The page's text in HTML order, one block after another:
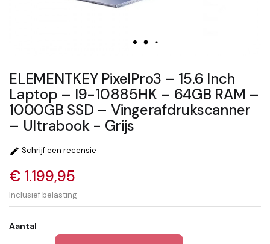
ELEMENTKEY PixelPro3 – 15.6 Inch
Laptop – I9-10885HK – 64GB RAM –
1000GB SSD – Vingerafdrukscanner
– Ultrabook - Grijs
 Schrijf een recensie
€ 1.199,95
Inclusief belasting
Aantal